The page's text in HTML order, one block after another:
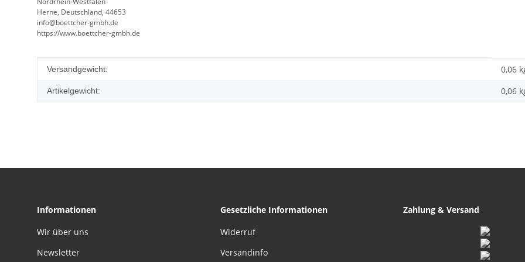
Herne, Deutschland, 44653
info@boettcher-gmbh.de
https://www.boettcher-gmbh.de
Produkteigenschaft
Wert
Versandgewicht: 0,06
Artikelgewicht: 0,06
Informationen
Wir über uns
Newsletter
Gesetzliche Informationen
Widerruf
Versandinfo
Zahlung & Versand